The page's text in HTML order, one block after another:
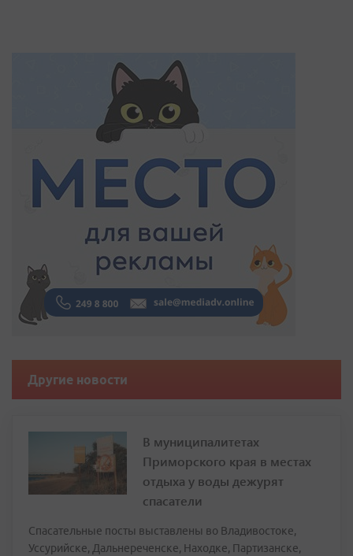
Другие новости
В муниципалитетах
Приморского края в местах
отдыха у воды дежурят
спасатели
Спасательные посты выставлены во Владивостоке,
Уссурийске, Дальнереченске, Находке, Партизанске,